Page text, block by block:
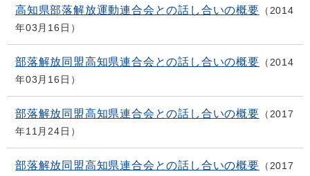
高知県部落解放運動連合会との話し合いの概要
2014
年03月16日
部落解放同盟高知県連合会との話し合いの概要
2014
年03月16日
部落解放同盟高知県連合会との話し合いの概要
2017
年11月24日
部落解放同盟高知県連合会との話し合いの概要
2017